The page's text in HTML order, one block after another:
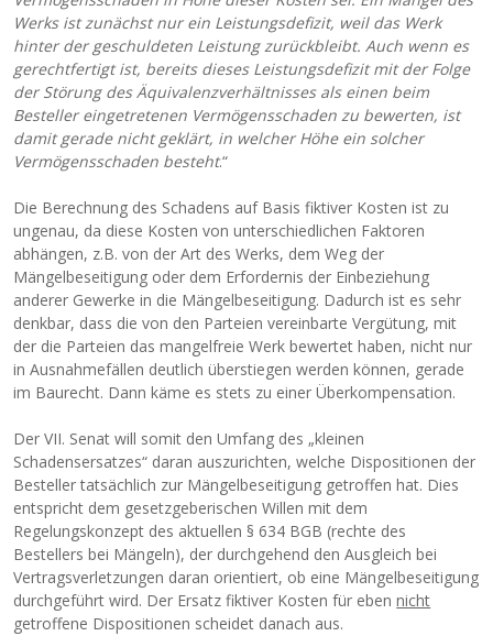
Werks ist zunächst nur ein Leistungsdefizit, weil das Werk
hinter der geschuldeten Leistung zurückbleibt. Auch wenn es
gerechtfertigt ist, bereits dieses Leistungsdefizit mit der Folge
der Störung des Äquivalenzverhältnisses als einen beim
Besteller eingetretenen Vermögensschaden zu bewerten, ist
damit gerade nicht geklärt, in welcher Höhe ein solcher
Vermögensschaden besteht.“
Die Berechnung des Schadens auf Basis fiktiver Kosten ist zu
ungenau, da diese Kosten von unterschiedlichen Faktoren
abhängen, z.B. von der Art des Werks, dem Weg der
Mängelbeseitigung oder dem Erfordernis der Einbeziehung
anderer Gewerke in die Mängelbeseitigung. Dadurch ist es sehr
denkbar, dass die von den Parteien vereinbarte Vergütung, mit
der die Parteien das mangelfreie Werk bewertet haben, nicht nur
in Ausnahmefällen deutlich überstiegen werden können, gerade
im Baurecht. Dann käme es stets zu einer Überkompensation.
Der VII. Senat will somit den Umfang des „kleinen
Schadensersatzes“ daran auszurichten, welche Dispositionen der
Besteller tatsächlich zur Mängelbeseitigung getroffen hat. Dies
entspricht dem gesetzgeberischen Willen mit dem
Regelungskonzept des aktuellen § 634 BGB (rechte des
Bestellers bei Mängeln), der durchgehend den Ausgleich bei
Vertragsverletzungen daran orientiert, ob eine Mängelbeseitigung
durchgeführt wird. Der Ersatz fiktiver Kosten für ebennicht
getroffene Dispositionen scheidet danach aus.